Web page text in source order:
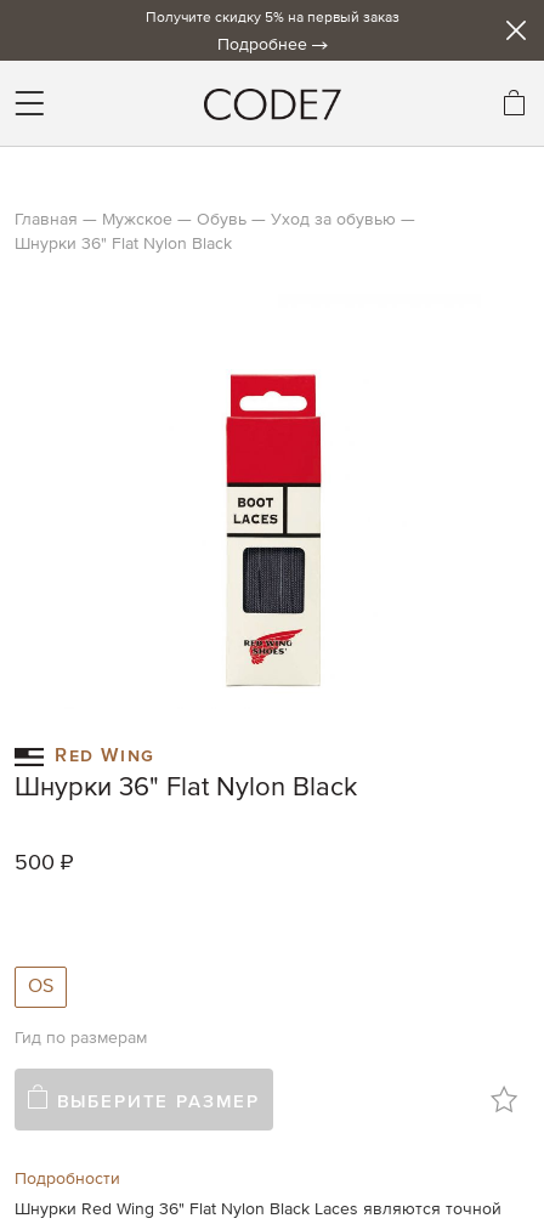
Получите скидку 5% на первый заказ
Подробнее
Главная Мужское Обувь
Уход за обувью
Шнурки 36" Flat Nylon Black
to
the
beginning
images
Red Wing
Шнурки 36" Flat Nylon Black
500 ₽
OS
Гид по размерам
ВЫБЕРИТЕ РАЗМЕР
Подробности
Шнурки Red Wing 36" Flat Nylon Black Laces являются точной